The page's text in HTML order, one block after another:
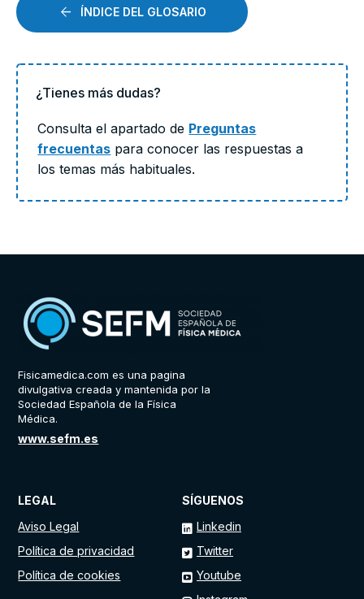
ÍNDICE DEL GLOSARIO
¿Tienes más dudas?
Consulta el apartado de Preguntas
frecuentas para conocer las respuestas a
los temas más habituales.
Fisicamedica.com es una pagina
divulgativa creada y mantenida por la
Sociedad Española de la Física
Médica.
www.sefm.es
SÍGUENOS
Linkedin
Twitter
Youtube
LEGAL
Aviso Legal
Política de privacidad
Política de cookies